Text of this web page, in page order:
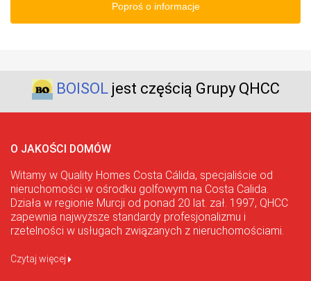
Poproś o informacje
BOISOLjest częścią Grupy QHCC
O JAKOŚCI DOMÓW
Witamy w Quality Homes Costa Cálida, specjaliście od
nieruchomości w ośrodku golfowym na Costa Calida.
Działa w regionie Murcji od ponad 20 lat. zał. 1997, QHCC
zapewnia najwyższe standardy profesjonalizmu i
rzetelności w usługach związanych z nieruchomościami.
Czytaj więcej